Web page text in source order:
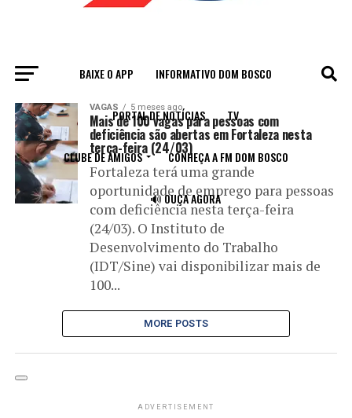
BAIXE O APP INFORMATIVO DOM BOSCO
PORTAL DE NOTÍCIAS TV
CLUBE DE AMIGOS CONHEÇA A FM DOM BOSCO
🔊 OUÇA AGORA
All posts tagged "Vapt Vupt"
VAGAS 5 meses ago
Mais de 100 vagas para pessoas com
deficiência são abertas em Fortaleza nesta
terça-feira (24/03)
Fortaleza terá uma grande
oportunidade de emprego para pessoas
com deficiência nesta terça-feira
(24/03). O Instituto de
Desenvolvimento do Trabalho
(IDT/Sine) vai disponibilizar mais de
100...
MORE POSTS
ADVERTISEMENT